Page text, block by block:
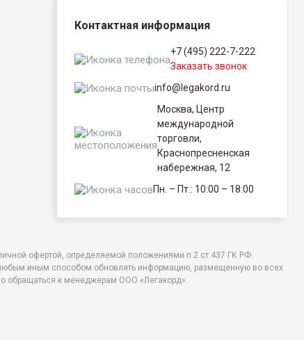
Контактная информация
+7 (495) 222-7-222
Заказать звонок
info@legakord.ru
Москва, Центр
международной
торговли,
Краснопресненская
набережная, 12
Пн. – Пт.: 10:00 – 18:00
офертой, определяемой положениями п.2 ст.437 ГК РФ.
любым иным способом обновлять информацию, размещенную во всех
обращаться к менеджерам ООО «Легакорд».